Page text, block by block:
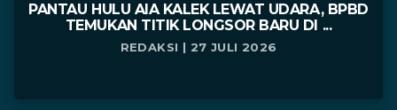
PANTAU HULU AIA KALEK LEWAT UDARA, BPBD
TEMUKAN TITIK LONGSOR BARU DI ...
REDAKSI | 27 JULI 2026